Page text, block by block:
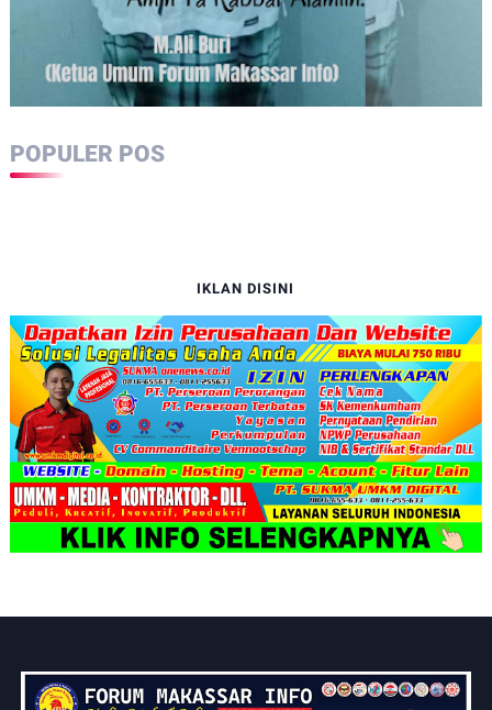
POPULER POS
IKLAN DISINI